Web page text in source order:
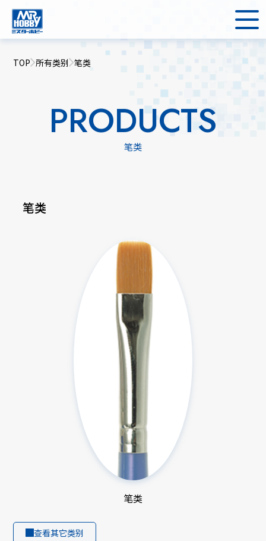
TOP 所有类别 笔类
PRODUCTS
笔类
笔类
笔类
查看其它类别